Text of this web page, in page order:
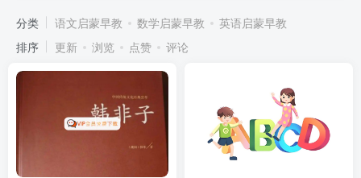
分类 语文启蒙早教 数学启蒙早教
英语启蒙早教
排序
更新 浏览 点赞 评论